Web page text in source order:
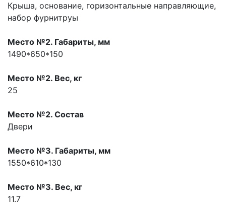
Крыша, основание, горизонтальные направляющие,
набор фурнитруы
Место №2. Габариты, мм
1490*650*150
Место №2. Вес, кг
25
Место №2. Состав
Двери
Место №3. Габариты, мм
1550*610*130
Место №3. Вес, кг
11.7